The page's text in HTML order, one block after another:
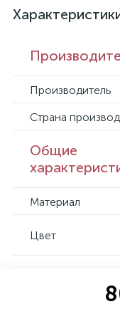
Производитель
Страна
Общие
Материал
Цвет